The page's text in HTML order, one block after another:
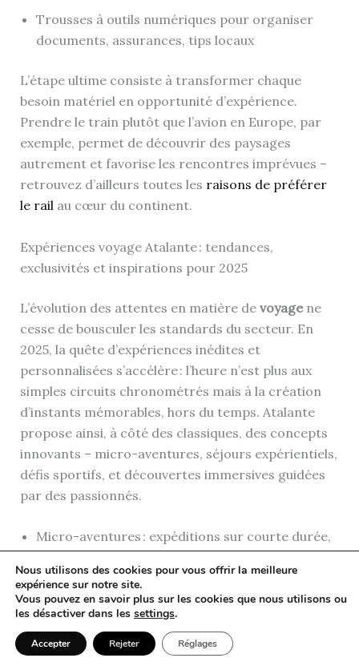
Trousses à outils numériques pour organiser
documents, assurances, tips locaux
L’étape ultime consiste à transformer chaque
besoin matériel en opportunité d’expérience.
Prendre le train plutôt que l’avion en Europe, par
exemple, permet de découvrir des paysages
autrement et favorise les rencontres imprévues –
retrouvez d’ailleurs toutes les raisons de préférer
le railau cœur du continent.
Expériences voyage Atalante : tendances,
exclusivités et inspirations pour 2025
L’évolution des attentes en matière de voyagene
cesse de bousculer les standards du secteur. En
2025, la quête d’expériences inédites et
personnalisées s’accélère : l’heure n’est plus aux
simples circuits chronométrés mais à la création
d’instants mémorables, hors du temps. Atalante
propose ainsi, à côté des classiques, des concepts
innovants – micro-aventures, séjours expérientiels,
défis sportifs, et découvertes immersives guidées
par des passionnés.
Micro-aventures : expéditions sur courte durée,
garantie.
Voyages sur mesure : itinéraires créés selon les
envies, la saison et le niveau de chaque voyageur.
Ateliers et stages : photographie animalière,
Nous utilisons des cookies pour vous offrir la meilleure
expérience sur notre site.
Vous pouvez en savoir plus sur les cookies que nous utilisons ou
les désactiver dans les settings.
Accepter Rejeter Réglages